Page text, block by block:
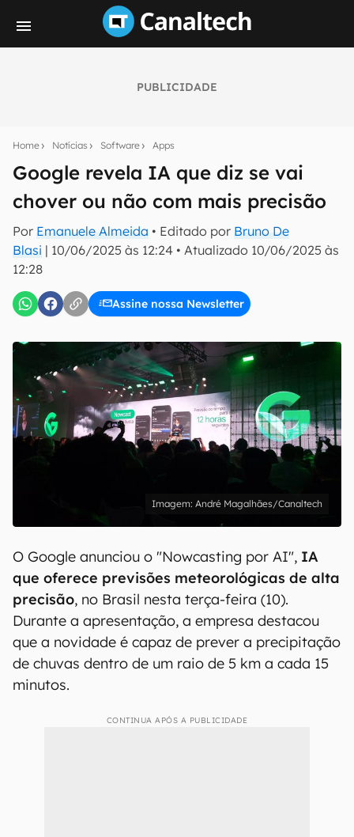
PUBLICIDADE
Home Notícias Software Apps
Google revela IA que diz se vai
chover ou não com mais precisão
Por Emanuele Almeida • Editado por Bruno De
Blasi | 10/06/2025 às 12:24 • Atualizado 10/06/2025 às
12:28
Assine nossa Newsletter
notícias e reviews sobre tecnologia em primeira
E-mail
Confirmo que li, aceito e concordo com os
André Magalhães/Canaltech
O Google anunciou o "Nowcasting por AI", IA
que oferece previsões meteorológicas de alta
precisão, no Brasil nesta terça-feira (10).
Durante a apresentação, a empresa destacou
que a novidade é capaz de prever a precipitação
de chuvas dentro de um raio de 5 km a cada 15
minutos.
CONTINUA APÓS A PUBLICIDADE